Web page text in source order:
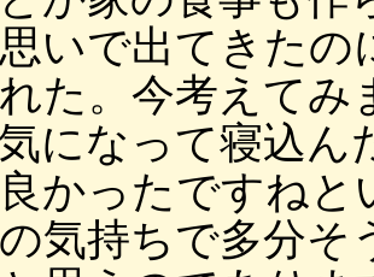
いで出てきたの
た。今考えてみ
になって寝込ん
かったですねと
気持ちで多分